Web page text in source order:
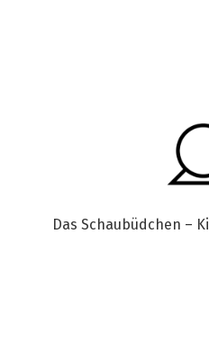
Das Schaubüdchen –